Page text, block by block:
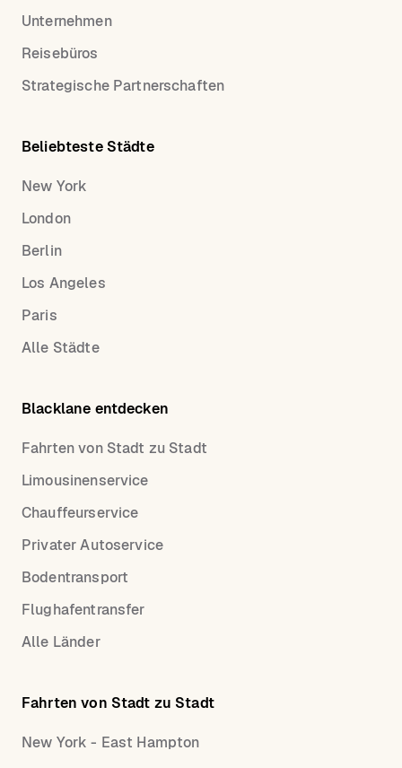
Unternehmen
Reisebüros
Strategische Partnerschaften
Beliebteste Städte
New York
London
Berlin
Los Angeles
Paris
Alle Städte
Blacklane entdecken
Fahrten von Stadt zu Stadt
Limousinenservice
Chauffeurservice
Privater Autoservice
Bodentransport
Flughafentransfer
Alle Länder
Fahrten von Stadt zu Stadt
New York - East Hampton